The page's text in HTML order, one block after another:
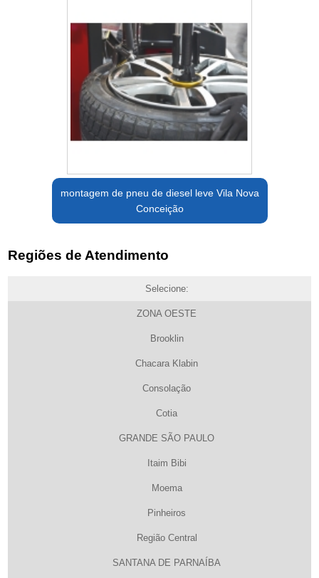
montagem de pneu de diesel leve Vila Nova
Conceição
Regiões de Atendimento
Selecione:
ZONA OESTE
Brooklin
Chacara Klabin
Consolação
Cotia
GRANDE SÃO PAULO
Itaim Bibi
Moema
Pinheiros
Região Central
SANTANA DE PARNAÍBA